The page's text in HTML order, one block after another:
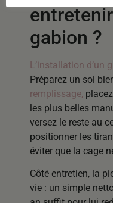
gabion ?
L’installation d’un
Préparez un sol
remplissage,
les plus belles
versez le reste au
positionner les
éviter que la cage
Côté entretien, la
vie : un simple